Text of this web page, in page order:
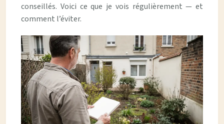
conseillés. Voici ce que je vois régulièrement — et
comment l’éviter.